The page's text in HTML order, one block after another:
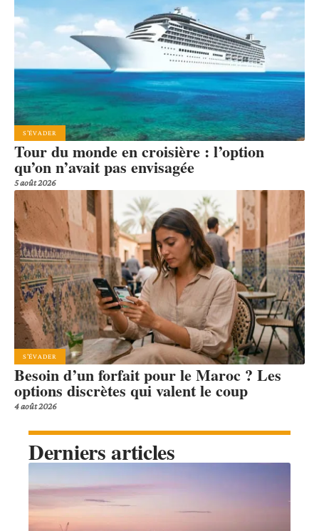
S'ÉVADER
Tour du monde en croisière : l’option
qu’on n’avait pas envisagée
5 août 2026
S'ÉVADER
Besoin d’un forfait pour le Maroc ? Les
options discrètes qui valent le coup
4 août 2026
Derniers articles